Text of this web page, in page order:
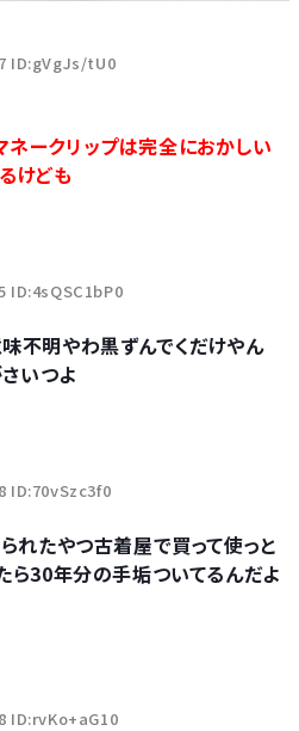
ID:gVgJs/tU0
ークリップは完全におかしい
けども
ID:4sQSC1bP0
不明やわ黒ずんでくだけやん
いつよ
ID:70vSzc3f0
れたやつ古着屋で買って使っと
ら30年分の手垢ついてるんだよ
ID:rvKo+aG10